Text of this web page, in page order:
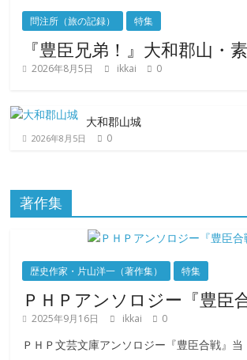
問注所（旅の記録） 特集
『豊臣兄弟！』大和郡山・
2026年8月5日 ikkai 0
大和郡山城
2026年8月5日 0
著作集
歴史作家・片山洋一（著作集） 特集
ＰＨＰアンソロジー『豊臣
2025年9月16日 ikkai 0
ＰＨＰ文芸文庫アンソロジー『豊臣合戦』当